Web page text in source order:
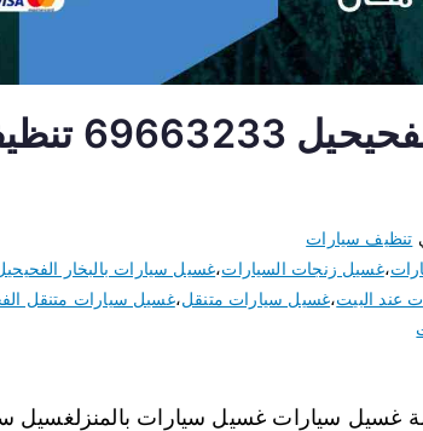
غسيل سيارات متنقل
تنظيف سيارات
،غسيل زنجات السيارات،غسيل سيارات بالبخار
عند البيت،غسيل سيارات متنقل،غسيل سيارات متنقل